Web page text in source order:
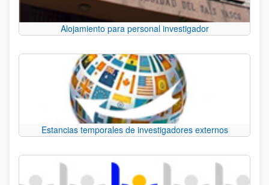
Alojamiento para personal investigador
Estancias temporales de investigadores externos